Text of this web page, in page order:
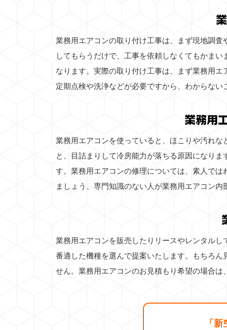
業務用エアコンの取り付け工事は、まず現地調
してもらうだけで、工事を依頼しなくてもかま
なります。実際の取り付け工事は、まず業務用
定期点検や洗浄などが必要ですから、わからな
業務用
業務用エアコンを使っていると、ほこりや汚れ
と、目詰まりして冷房能力が落ちる原因になり
す。業務用エアコンの修理については、素人で
ましょう。専門知識のない人が業務用エアコン
業務用エアコンを販売したりリースやレンタル
番適した機種を選んで提案いたします。もちろ
せん。業務用エアコンのお見積もり希望の場合
「